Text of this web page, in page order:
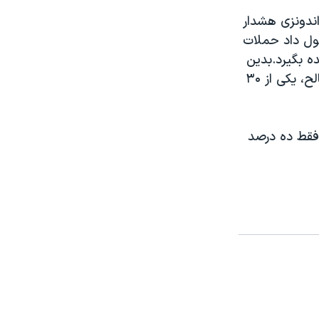
هشدار
اما وی قول داد حملات
بگيرد.بدين
منظور، وی از کمک دادستان کل جديد ، و رئيس دادگاه عالی ، عبدالرحمان صالح، يکی از ۳۰
ده درصد